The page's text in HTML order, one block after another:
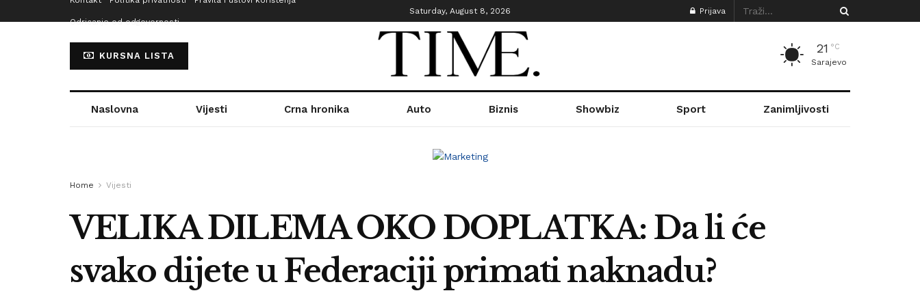
Odricanje od odgovornosti
Saturday, August 8, 2026 Prijava
KURSNA LISTA
21 °C
Sarajevo
Naslovna Vijesti Crna hronika Auto Biznis Showbiz Sport Zanimljivosti
Home Vijesti
VELIKA DILEMA OKO DOPLATKA: Da li će
svako dijete u Federaciji primati naknadu?